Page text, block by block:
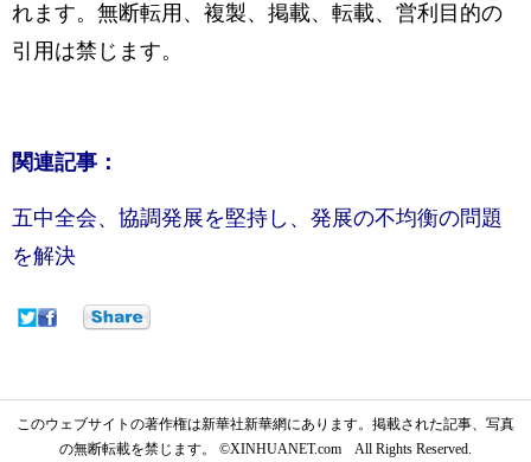
れます。無断転用、複製、掲載、転載、営利目的の
引用は禁じます。
関連記事：
五中全会、協調発展を堅持し、発展の不均衡の問題
を解決
このウェブサイトの著作権は新華社新華網にあります。掲載された記事、写真
の無断転載を禁じます。 ©XINHUANET.com All Rights Reserved.